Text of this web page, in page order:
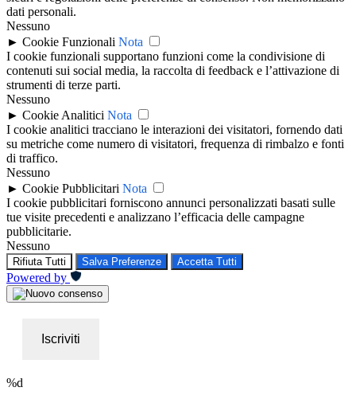
dati personali.
Nessuno
► Cookie Funzionali Nota
I cookie funzionali supportano funzioni come la condivisione di
contenuti sui social media, la raccolta di feedback e l’attivazione di
strumenti di terze parti.
Nessuno
► Cookie Analitici Nota
I cookie analitici tracciano le interazioni dei visitatori, fornendo dati
su metriche come numero di visitatori, frequenza di rimbalzo e fonti
di traffico.
Nessuno
► Cookie Pubblicitari Nota
I cookie pubblicitari forniscono annunci personalizzati basati sulle
tue visite precedenti e analizzano l’efficacia delle campagne
pubblicitarie.
Nessuno
Rifiuta Tutti Salva Preferenze Accetta Tutti
Powered by
Iscriviti
%d